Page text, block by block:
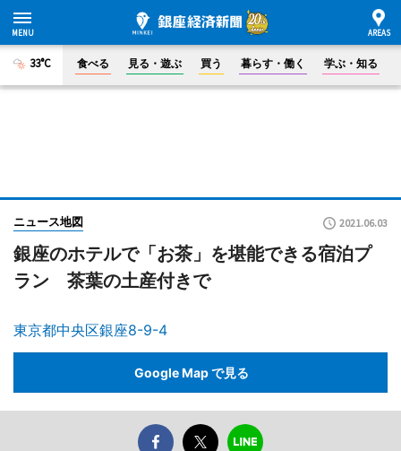
33°C 食べる 見る・遊ぶ 買う 暮らす・働く 学ぶ・知る
ニュース地図 2021.06.03
銀座のホテルで「お茶」を堪能できる宿泊プ
ラン 茶葉の土産付きで
東京都中央区銀座8-9-4
Google Map で見る